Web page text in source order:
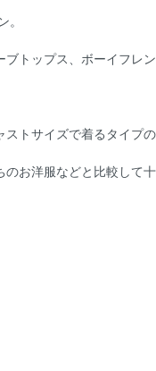
。
トップス、ボーイフレ
トサイズで着るタイプの
お洋服などと比較して十